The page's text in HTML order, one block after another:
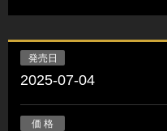
発売日
2025-07-04
価 格